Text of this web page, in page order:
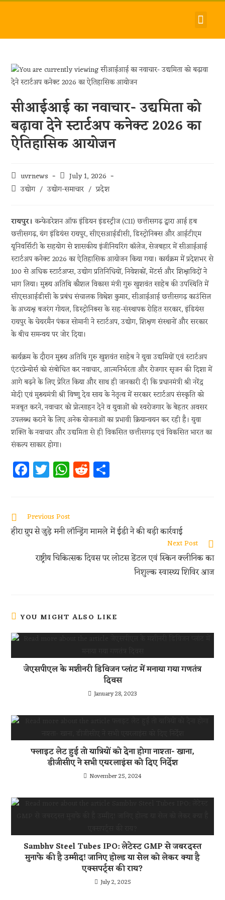
सीआईआई का नवाचार- उद्यमिता को
बढ़ावा देने स्टार्टअप कनेक्ट 2026 का
ऐतिहासिक आयोजन
uvrnews
July 1, 2026
उद्योग / उद्योग-समाचार / प्रदेश
रायपुर। कन्फेडरेशन ऑफ इंडियन इंडस्ट्रीज (CII) छत्तीसगढ़ द्वारा आई हब
छत्तीसगढ़, यंग इंडियंस रायपुर, सीएसआईडीसी, डिस्ट्रोनिक्स और आईटीएम
यूनिवर्सिटी के सहयोग से शासकीय इंजीनियरिंग कॉलेज, सेजबहार में सीआईआई
स्टार्टअप कनेक्ट 2026 का ऐतिहासिक आयोजन किया गया। कार्यक्रम में प्रदेशभर से
100 से अधिक स्टार्टअप्स, उद्योग प्रतिनिधियों, निवेशकों, मेंटर्स और शिक्षाविदों ने
भाग लिया। मुख्य अतिथि कौशल विकास मंत्री गुरु खुशवंत साहेब की उपस्थिति में
सीएसआईडीसी के प्रबंध संचालक विश्वेश कुमार, सीआईआई छत्तीसगढ़ काउंसिल
के अध्यक्ष बजरंग गोयल, डिस्ट्रोनिक्स के सह-संस्थापक रोहित सरकार, इंडियंस
रायपुर के चेयरमैन पंकज सोमानी ने स्टार्टअप, उद्योग, शिक्षण संस्थानों और सरकार
के बीच समन्वय पर जोर दिया।
कार्यक्रम के दौरान मुख्य अतिथि गुरु खुशवंत साहेब ने युवा उद्यमियों एवं स्टार्टअप
एंटरप्रेन्योर्स को संबोधित कर नवाचार, आत्मनिर्भरता और रोजगार सृजन की दिशा में
आगे बढ़ने के लिए प्रेरित किया और साथ ही जानकारी दी कि प्रधानमंत्री श्री नरेंद्र
मोदी एवं मुख्यमंत्री श्री विष्णु देव साय के नेतृत्व में सरकार स्टार्टअप संस्कृति को
मजबूत करने, नवाचार को प्रोत्साहन देने व युवाओं को स्वरोजगार के बेहतर अवसर
उपलब्ध कराने के लिए अनेक योजनाओं का प्रभावी क्रियान्वयन कर रही है। युवा
शक्ति के नवाचार और उद्यमिता से ही विकसित छत्तीसगढ़ एवं विकसित भारत का
संकल्प साकार होगा।
Fa
ce
oo
k
T
w
er
W
h
s
A
p
p
R
e
t
Previous Post
हीरा ग्रुप से जुड़े मनी लॉन्ड्रिंग मामले में ईडी ने की बड़ी कार्रवाई
Next Post
राष्ट्रीय चिकित्सक दिवस पर लोटस डेंटल एवं स्किन क्लीनिक का
निशुल्क स्वास्थ्य शिविर आज
YOU MIGHT ALSO LIKE
जेएसपीएल के मशीनरी डिविजन प्लांट में मनाया गया गणतंत्र
दिवस
January 28, 2023
फ्लाइट लेट हुई तो यात्रियों को देना होगा नाश्ता- खाना,
डीजीसीए ने सभी एयरलाइंस को दिए निर्देश
November 25, 2024
Sambhv Steel Tubes IPO: लेटेस्ट GMP से जबरदस्त
मुनाफे की है उम्मीद! जानिए होल्ड या सेल को लेकर क्या है
एक्सपर्ट्स की राय?
July 2, 2025